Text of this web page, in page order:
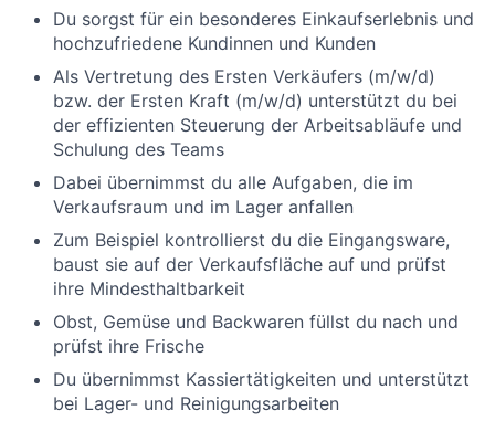
Du sorgst für ein besonderes Einkaufserlebnis und
hochzufriedene Kundinnen und Kunden
Als Vertretung des Ersten Verkäufers (m/w/d)
bzw. der Ersten Kraft (m/w/d) unterstützt du bei
der effizienten Steuerung der Arbeitsabläufe und
Schulung des Teams
Dabei übernimmst du alle Aufgaben, die im
Verkaufsraum und im Lager anfallen
Zum Beispiel kontrollierst du die Eingangsware,
baust sie auf der Verkaufsfläche auf und prüfst
ihre Mindesthaltbarkeit
Obst, Gemüse und Backwaren füllst du nach und
prüfst ihre Frische
Du übernimmst Kassiertätigkeiten und unterstützt
bei Lager- und Reinigungsarbeiten